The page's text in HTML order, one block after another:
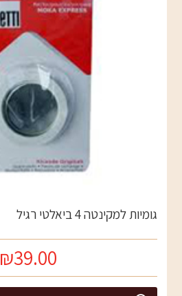
גומיות למקינטה 4 ביאלטי רגיל
₪39.00